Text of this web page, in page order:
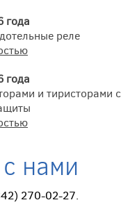
года
реле
года
и тиристорами с
нами
270-02-27.